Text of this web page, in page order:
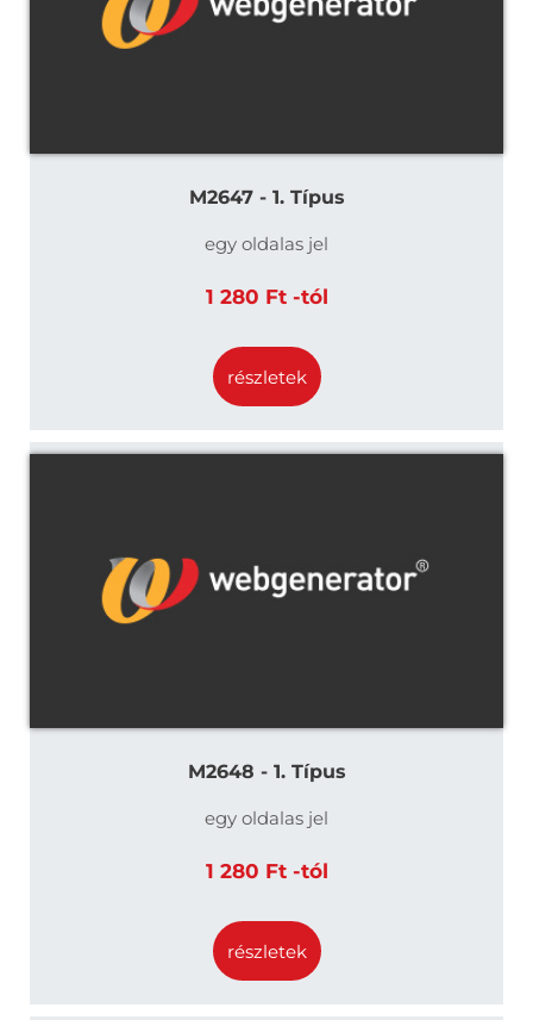
M2647 - 1. Típus
egy oldalas jel
1 280 Ft -tól
részletek
M2648 - 1. Típus
egy oldalas jel
1 280 Ft -tól
részletek